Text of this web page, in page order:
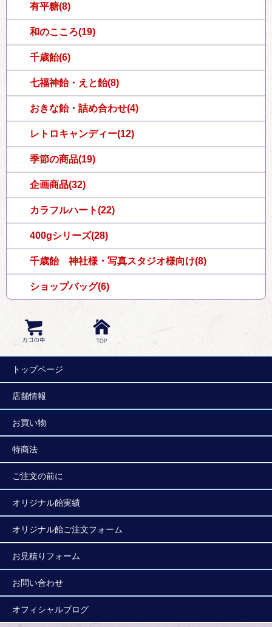
有平糖(8)
和のこころ(19)
千歳飴(6)
七福神飴・えと飴(8)
おきな飴・詰め合わせ(4)
レトロキャンディー(12)
季節の商品(19)
企画商品(32)
カラフルハート(22)
400gシリーズ(28)
千歳飴 神社様・写真スタジオ様向け(8)
ショップバッグ(6)
トップページ
店舗情報
お買い物
特商法
ご注文の前に
オリジナル飴実績
オリジナル飴ご注文フォーム
お見積りフォーム
お問い合わせ
オフィシャルブログ